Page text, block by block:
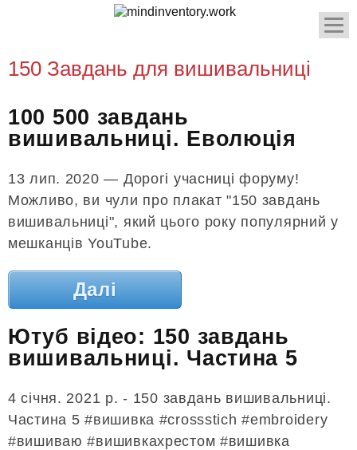
150 Завдань для вишивальниці
100 500 завдань
вишивальниці. Еволюція
13 лип. 2020 — Дорогі учасниці форуму!
Можливо, ви чули про плакат "150 завдань
вишивальниці", який цього року популярний у
мешканців YouTube.
Далі
Ютуб відео: 150 завдань
вишивальниці. Частина 5
4 січня. 2021 р. - 150 завдань вишивальниці.
Частина 5 #вишивка #crossstich #embroidery
#вишиваю #вишивкахрестом #вишивка